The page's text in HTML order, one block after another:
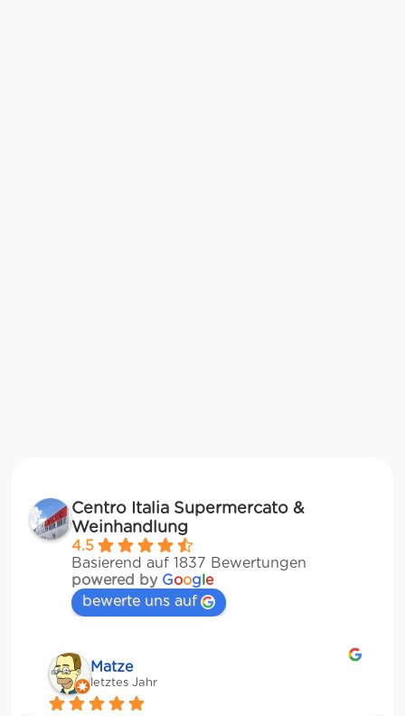
Centro Italia Supermercato &
Weinhandlung
4.5
Basierend auf 1837 Bewertungen
powered by Google
bewerte uns auf
Matze
letztes Jahr